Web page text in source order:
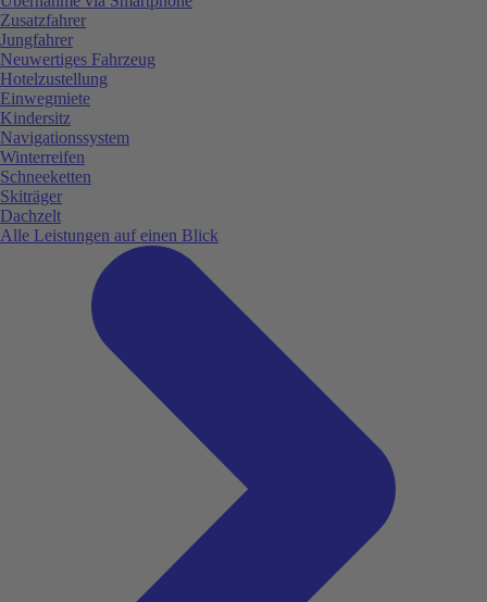
Zusatzfahrer
Jungfahrer
Neuwertiges Fahrzeug
Hotelzustellung
Einwegmiete
Kindersitz
Navigationssystem
Winterreifen
Schneeketten
Skiträger
Dachzelt
Alle Leistungen auf einen Blick